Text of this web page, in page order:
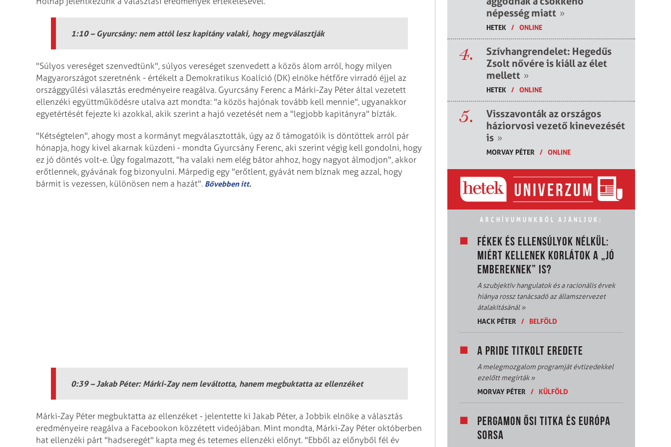
1:10 – Gyurcsány: nem attól lesz kapitány valaki, hogy megválasztják
"Súlyos vereséget szenvedtünk", súlyos vereséget szenvedett a közös álom arról, hogy milyen
Magyarországot szeretnénk - értékelt a Demokratikus Koalíció (DK) elnöke hétfőre virradó éjjel az
országgyűlési választás eredményeire reagálva. Gyurcsány Ferenc a Márki-Zay Péter által vezetett
ellenzéki együttműködésre utalva azt mondta: "a közös hajónak tovább kell mennie", ugyanakkor
egyetértését fejezte ki azokkal, akik szerint a hajó vezetését nem a "legjobb kapitányra" bízták.
"Kétségtelen", ahogy most a kormányt megválasztották, úgy az ő támogatóik is döntöttek arról pár
hónapja, hogy kivel akarnak küzdeni - mondta Gyurcsány Ferenc, aki szerint végig kell gondolni, hogy
ez jó döntés volt-e. Úgy fogalmazott, "ha valaki nem elég bátor ahhoz, hogy nagyot álmodjon", akkor
erőtlennek, gyávának fog bizonyulni. Márpedig egy "erőtlent, gyávát nem bíznak meg azzal, hogy
bármit is vezessen, különösen nem a hazát". Bővebben itt.
0:39 – Jakab Péter: Márki-Zay nem leváltotta, hanem megbuktatta az ellenzéket
Márki-Zay Péter megbuktatta az ellenzéket - jelentette ki Jakab Péter, a Jobbik elnöke a választás
eredményeire reagálva a Facebookon közzétett videójában. Mint mondta, Márki-Zay Péter októberben
hat ellenzéki párt "hadseregét" kapta meg és tetemes ellenzéki előnyt. "Ebből az előnyből fél év
népesség miatt »
HETEK / ONLINE
4.
Szívhangrendelet: Hegedűs
Zsolt nővére is kiáll az élet
mellett »
HETEK / ONLINE
5.
Visszavonták az országos
háziorvosi vezető kinevezését
is »
MORVAY PÉTER / ONLINE
ARCHÍVUMUNKBÓL AJÁNLJUK:
FÉKEK ÉS ELLENSÚLYOK NÉLKÜL:
MIÉRT KELLENEK KORLÁTOK A „JÓ
EMBEREKNEK” IS?
A szubjektív hangulatok és a racionális érvek
hiánya rossz tanácsadó az államszervezet
átalakításánál»
HACK PÉTER
/ BELFÖLD
A PRIDE TITKOLT EREDETE
A melegmozgalom programját évtizedekkel
ezelőtt megírták»
MORVAY PÉTER
/ KÜLFÖLD
PERGAMON ŐSI TITKA ÉS EURÓPA
SORSA